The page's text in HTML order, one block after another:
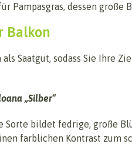
Pampasgras, dessen große
Balkon
Saatgut, sodass Sie Ihre
„Silber“
Sorte bildet fedrige, große
farblichen Kontrast zum